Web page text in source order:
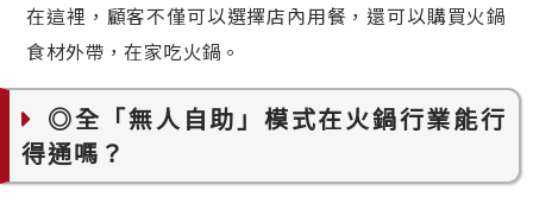
在這裡，顧客不僅可以選擇店內用餐，還可以購買火鍋
食材外帶，在家吃火鍋。
◎全「無人自助」模式在火鍋行業能行
得通嗎？